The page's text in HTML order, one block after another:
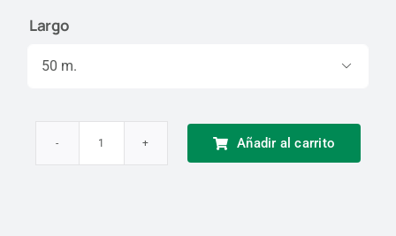
Largo

Añadir al carrito